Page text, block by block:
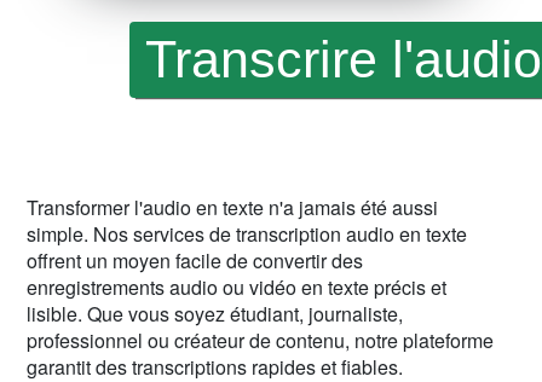
Transformer l'audio en texte n'a jamais été aussi
simple. Nos services de transcription audio en texte
offrent un moyen facile de convertir des
enregistrements audio ou vidéo en texte précis et
lisible. Que vous soyez étudiant, journaliste,
professionnel ou créateur de contenu, notre plateforme
garantit des transcriptions rapides et fiables.